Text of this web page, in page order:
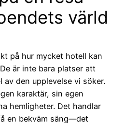
värld
på hur mycket hotell kan
är inte bara platser att
av den upplevelse vi söker.
karaktär, sin egen
hemligheter. Det handlar
en bekväm säng—det